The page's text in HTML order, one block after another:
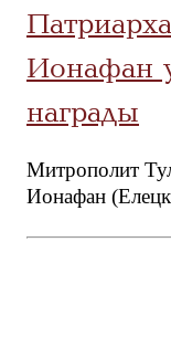
Ионафан
награды
Митрополит
Ионафан